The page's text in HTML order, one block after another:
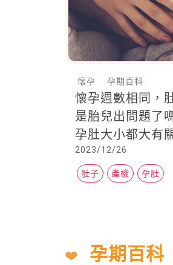
懷孕 孕期百科
懷孕週數相同，
是胎兒出問題了
孕肚大小都大有
2023/12/26
肚子 產檢 孕肚
孕期百科